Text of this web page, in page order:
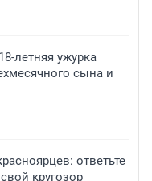
летняя ужурка
сына и
ответьте
кругозор